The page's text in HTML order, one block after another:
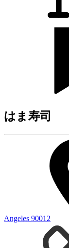
はま寿司
Angeles 90012